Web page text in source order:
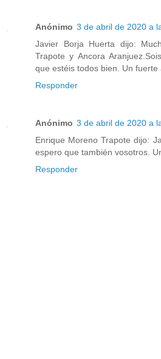
Anónimo 3 de abril de 2020 a
Javier Borja Huerta dijo:
Trapote y Ancora
que estéis todos bien. Un fuerte
Responder
Anónimo 3 de abril de 2020 a
Enrique Moreno Trapote dijo:
espero que también vosotros.
Responder